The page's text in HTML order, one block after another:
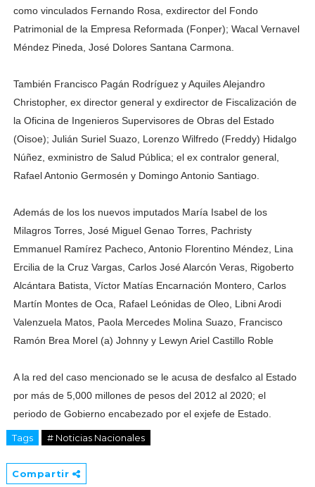
como vinculados Fernando Rosa, exdirector del Fondo
Patrimonial de la Empresa Reformada (Fonper); Wacal Vernavel
Méndez Pineda, José Dolores Santana Carmona.
También Francisco Pagán Rodríguez y Aquiles Alejandro
Christopher, ex director general y exdirector de Fiscalización de
la Oficina de Ingenieros Supervisores de Obras del Estado
(Oisoe); Julián Suriel Suazo, Lorenzo Wilfredo (Freddy) Hidalgo
Núñez, exministro de Salud Pública; el ex contralor general,
Rafael Antonio Germosén y Domingo Antonio Santiago.
Además de los los nuevos imputados María Isabel de los
Milagros Torres, José Miguel Genao Torres, Pachristy
Emmanuel Ramírez Pacheco, Antonio Florentino Méndez, Lina
Ercilia de la Cruz Vargas, Carlos José Alarcón Veras, Rigoberto
Alcántara Batista, Víctor Matías Encarnación Montero, Carlos
Martín Montes de Oca, Rafael Leónidas de Oleo, Libni Arodi
Valenzuela Matos, Paola Mercedes Molina Suazo, Francisco
Ramón Brea Morel (a) Johnny y Lewyn Ariel Castillo Roble
A la red del caso mencionado se le acusa de desfalco al Estado
por más de 5,000 millones de pesos del 2012 al 2020; el
periodo de Gobierno encabezado por el exjefe de Estado.
Tags # Noticias Nacionales
Compartir